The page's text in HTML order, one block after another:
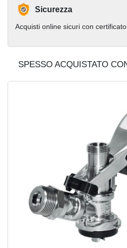
Sicurezza
Acquisti online sicuri con certificato
SPESSO ACQUISTATO